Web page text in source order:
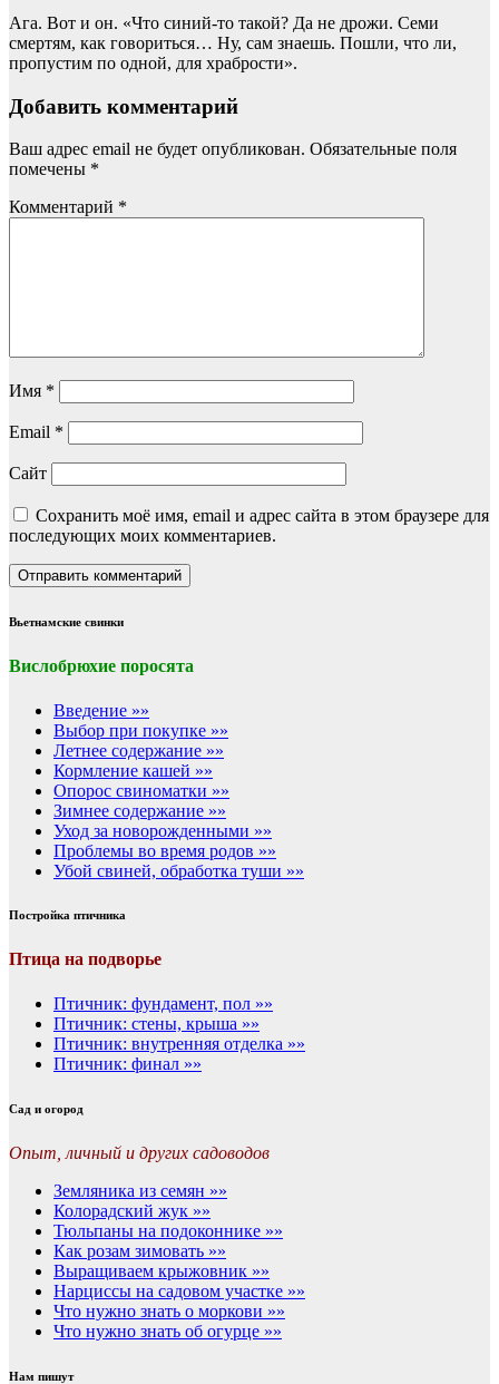
Ага. Вот и он. «Что синий-то такой? Да не дрожи. Семи
смертям, как говориться… Ну, сам знаешь. Пошли, что ли,
пропустим по одной, для храбрости».
Добавить комментарий
Ваш адрес email не будет опубликован. Обязательные поля
помечены *
Комментарий *
Имя *
Email *
Сайт
Сохранить моё имя, email и адрес сайта в этом браузере для
последующих моих комментариев.
Вьетнамские свинки
Вислобрюхие поросята
Введение »»
Выбор при покупке »»
Летнее содержание »»
Кормление кашей »»
Опорос свиноматки »»
Зимнее содержание »»
Уход за новорожденными »»
Проблемы во время родов »»
Убой свиней, обработка туши »»
Постройка птичника
Птица на подворье
Птичник: фундамент, пол »»
Птичник: стены, крыша »»
Птичник: внутренняя отделка »»
Птичник: финал »»
Сад и огород
Опыт, личный и других садоводов
Земляника из семян »»
Колорадский жук »»
Тюльпаны на подоконнике »»
Как розам зимовать »»
Выращиваем крыжовник »»
Нарциссы на садовом участке »»
Что нужно знать о моркови »»
Что нужно знать об огурце »»
Нам пишут